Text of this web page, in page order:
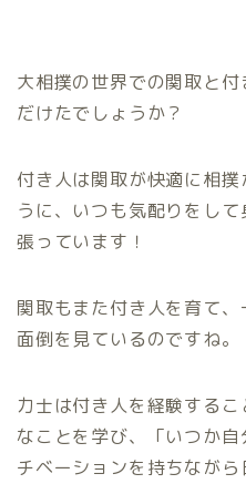
大相撲の世界での関取と
だけたでしょうか？
付き人は関取が快適に相
うに、いつも気配りをし
張っています！
関取もまた付き人を育て
面倒を見ているのですね。
力士は付き人を経験する
なことを学び、「いつか
チベーションを持ちなが